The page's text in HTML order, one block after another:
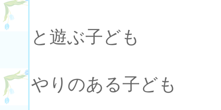
と遊ぶ子ども
やりのある子ども